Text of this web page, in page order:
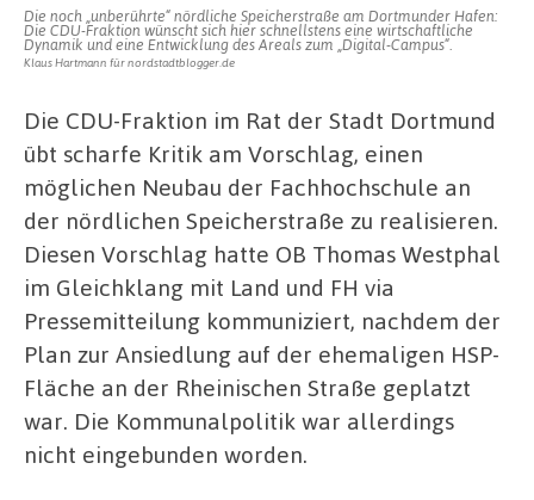
Die noch „unberührte“ nördliche Speicherstraße am Dortmunder Hafen:
Die CDU-Fraktion wünscht sich hier schnellstens eine wirtschaftliche
Dynamik und eine Entwicklung des Areals zum „Digital-Campus“.
Klaus Hartmann für nordstadtblogger.de
Die CDU-Fraktion im Rat der Stadt Dortmund
übt scharfe Kritik am Vorschlag, einen
möglichen Neubau der Fachhochschule an
der nördlichen Speicherstraße zu realisieren.
Diesen Vorschlag hatte OB Thomas Westphal
im Gleichklang mit Land und FH via
Pressemitteilung kommuniziert, nachdem der
Plan zur Ansiedlung auf der ehemaligen HSP-
Fläche an der Rheinischen Straße geplatzt
war. Die Kommunalpolitik war allerdings
nicht eingebunden worden.